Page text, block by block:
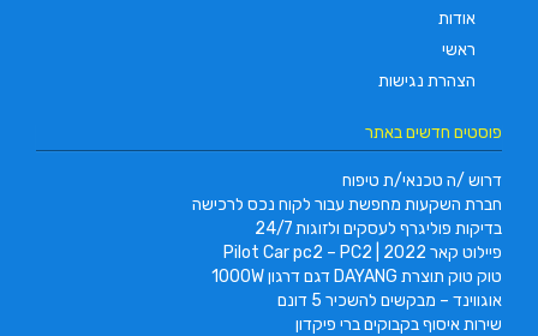
אודות
ראשי
הצהרת נגישות
פוסטים חדשים באתר
דרוש /ה טכנאי/ת טיפוח
חברת השקעות מחפשת עבור לקוח נכס לרכישה
בדיקות פוליגרף לעסקים ולזוגות 24/7
פיילוט קאר 2022 | Pilot Car pc2 – PC2
טוק טוק תוצרת DAYANG דגם דרגון 1000W
אוגווינד – מבקשים להשכיר 5 דונם
שירות איסוף בקבוקים ברי פיקדון